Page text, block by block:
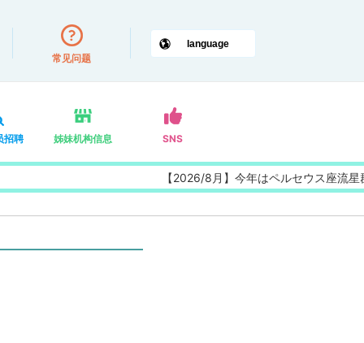
常见问题
招聘 姊妹机构信息 SNS
【2026/8月】今年はペルセウス座流星群の特